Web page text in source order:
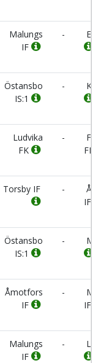
Malungs
IF
-
Östansbo
IS:1
-
Ludvika
FK
-
Torsby IF -
Östansbo
IS:1
-
Åmotfors
IF
-
Malungs
IF
-